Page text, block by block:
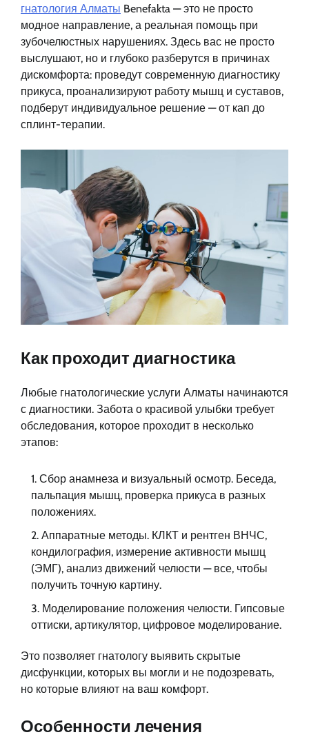
гнатология Алматы Benefakta — это не просто
модное направление, а реальная помощь при
зубочелюстных нарушениях. Здесь вас не просто
выслушают, но и глубоко разберутся в причинах
дискомфорта: проведут современную диагностику
прикуса, проанализируют работу мышц и суставов,
подберут индивидуальное решение — от кап до
сплинт-терапии.
Как проходит диагностика
Любые гнатологические услуги Алматы начинаются
с диагностики. Забота о красивой улыбки требует
обследования, которое проходит в несколько
этапов:
Сбор анамнеза и визуальный осмотр. Беседа,
пальпация мышц, проверка прикуса в разных
положениях.
Аппаратные методы. КЛКТ и рентген ВНЧС,
кондилография, измерение активности мышц
(ЭМГ), анализ движений челюсти — все, чтобы
получить точную картину.
Моделирование положения челюсти. Гипсовые
оттиски, артикулятор, цифровое моделирование.
Это позволяет гнатологу выявить скрытые
дисфункции, которых вы могли и не подозревать,
но которые влияют на ваш комфорт.
Особенности лечения